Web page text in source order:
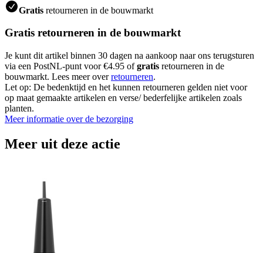
Gratis retourneren in de bouwmarkt
Gratis retourneren in de bouwmarkt
Je kunt dit artikel binnen 30 dagen na aankoop naar ons terugsturen
via een PostNL-punt voor €4.95 ofgratis retourneren in de
bouwmarkt. Lees meer overretourneren.
Let op: De bedenktijd en het kunnen retourneren gelden niet voor
op maat gemaakte artikelen en verse/ bederfelijke artikelen zoals
planten.
Meer informatie over de bezorging
Meer uit deze actie